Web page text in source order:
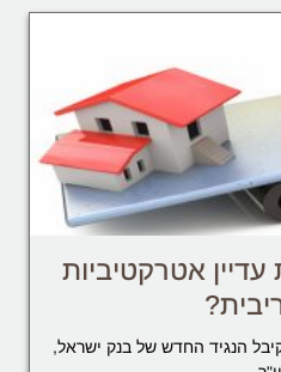
אטרקטיביות
הנגיד החדש של בנק ישראל,